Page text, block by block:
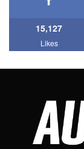
15,127
Likes